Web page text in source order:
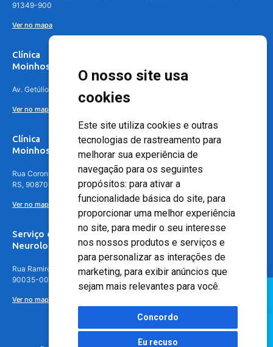
O nosso site usa
cookies
Este site utiliza cookies e outras
tecnologias de rastreamento para
melhorar sua experiência de
navegação para os seguintes
propósitos: para ativar a
funcionalidade básica do site, para
proporcionar uma melhor experiência
no site, para medir o seu interesse
nos nossos produtos e serviços e
para personalizar as interações de
marketing, para exibir anúncios que
sejam mais relevantes para você.
Concordo
Eu recuso
91349-900
Ver no mapa
Clínica
Moinhos de Vento Canoas
Av. Getúlio Vargas, 4841 – Centro, Canoas – RS, 92010-010
Ver no mapa
Clínica
Moinhos de Vento - Teresópolis
Rua Coronel Aparício Borges, 250 - 3º andar - Teresópolis, Porto Alegre -
RS, 90870-016
Ver no mapa
Serviço de
Neurologia
Rua Ramiro Barcelos, 630 – 5º andar – Floresta, Porto Alegre – RS,
90035-001
Ver no mapa